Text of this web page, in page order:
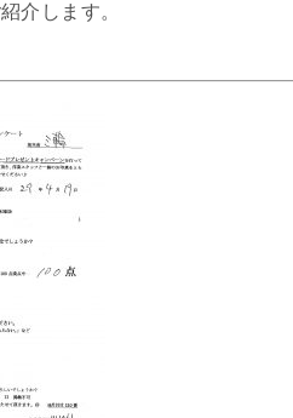
介します。